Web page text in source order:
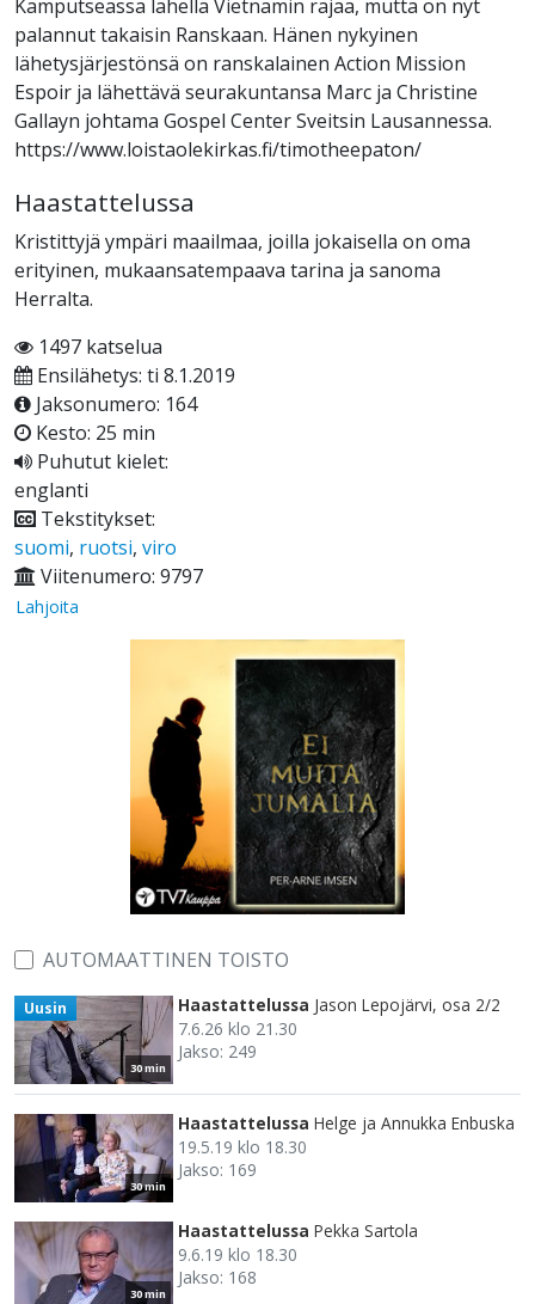
Kamputseassa lähellä Vietnamin rajaa, mutta on nyt
palannut takaisin Ranskaan. Hänen nykyinen
lähetysjärjestönsä on ranskalainen Action Mission
Espoir ja lähettävä seurakuntansa Marc ja Christine
Gallayn johtama Gospel Center Sveitsin Lausannessa.
https://www.loistaolekirkas.fi/timotheepaton/
Haastattelussa
Kristittyjä ympäri maailmaa, joilla jokaisella on oma
erityinen, mukaansatempaava tarina ja sanoma
Herralta.
1497 katselua
Ensilähetys: ti 8.1.2019
Jaksonumero: 164
Kesto: 25 min
Puhutut kielet:
englanti
Tekstitykset:
suomi, ruotsi, viro
Viitenumero: 9797
Lahjoita
AUTOMAATTINEN TOISTO
30 min
Uusin Haastattelussa Jason Lepojärvi, osa 2/2
7.6.26 klo 21.30
Jakso: 249
30 min
Haastattelussa Helge ja Annukka Enbuska
19.5.19 klo 18.30
Jakso: 169
30 min
Haastattelussa Pekka Sartola
9.6.19 klo 18.30
Jakso: 168